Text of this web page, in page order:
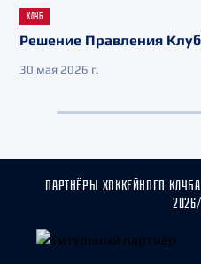
КЛУБ
Решение Правления
30 мая 2026 г.
ПАРТНЁРЫ ХОККЕЙНОГО